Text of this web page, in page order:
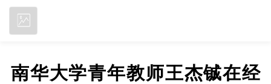
南华大学青年教师王杰铖在经